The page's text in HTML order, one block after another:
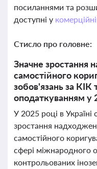
посиланнями та
доступні у
Стисло про головне:
Значне зростання
самостійного
зобов'язань за
оподаткуванням у
У 2025 році в Україні
зростання
самостійного
сфері міжнародного
контрольованих